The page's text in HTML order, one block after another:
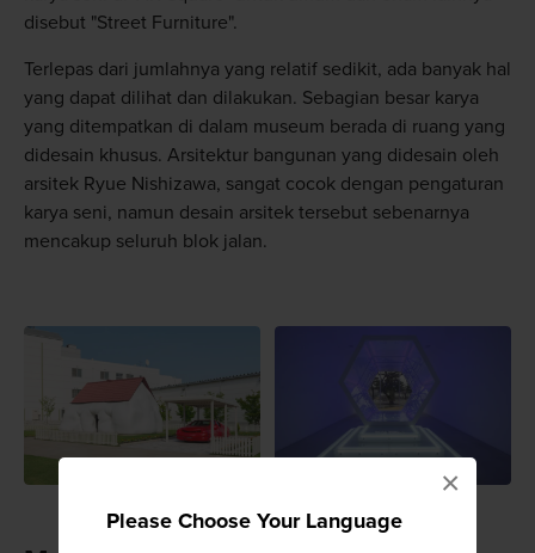
Please Choose Your Language
×
disebut "Street Furniture".
Terlepas dari jumlahnya yang relatif sedikit, ada banyak hal
yang dapat dilihat dan dilakukan. Sebagian besar karya
yang ditempatkan di dalam museum berada di ruang yang
didesain khusus. Arsitektur bangunan yang didesain oleh
arsitek Ryue Nishizawa, sangat cocok dengan pengaturan
karya seni, namun desain arsitek tersebut sebenarnya
mencakup seluruh blok jalan.